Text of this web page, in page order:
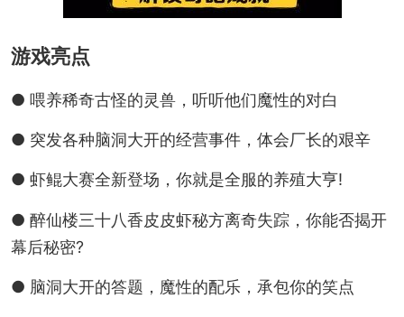
游戏亮点
● 喂养稀奇古怪的灵兽，听听他们魔性的对白
● 突发各种脑洞大开的经营事件，体会厂长的艰辛
● 虾鲲大赛全新登场，你就是全服的养殖大亨!
● 醉仙楼三十八香皮皮虾秘方离奇失踪，你能否揭开
幕后秘密?
● 脑洞大开的答题，魔性的配乐，承包你的笑点